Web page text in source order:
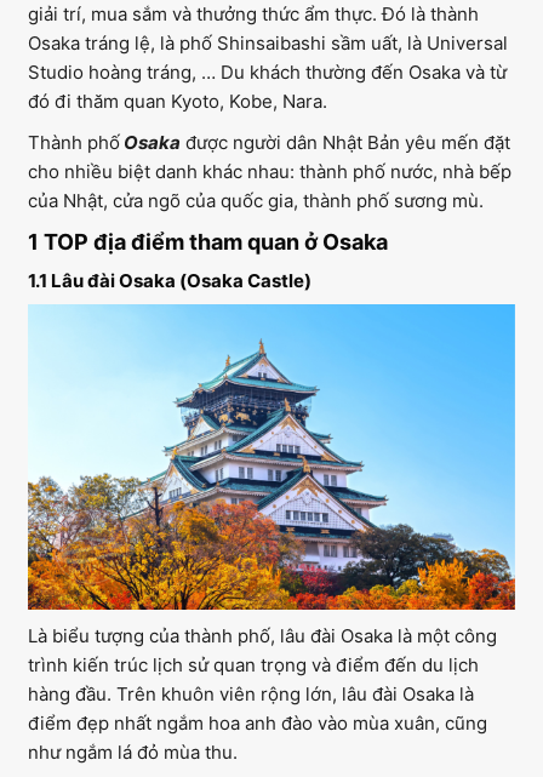
giải trí, mua sắm và thưởng thức ẩm thực. Đó là thành
Osaka tráng lệ, là phố Shinsaibashi sầm uất, là Universal
Studio hoàng tráng, … Du khách thường đến Osaka và từ
đó đi thăm quan Kyoto, Kobe, Nara.
Thành phố Osaka được người dân Nhật Bản yêu mến đặt
cho nhiều biệt danh khác nhau: thành phố nước, nhà bếp
của Nhật, cửa ngõ của quốc gia, thành phố sương mù.
1 TOP địa điểm tham quan ở Osaka
1.1 Lâu đài Osaka (Osaka Castle)
Là biểu tượng của thành phố, lâu đài Osaka là một công
trình kiến trúc lịch sử quan trọng và điểm đến du lịch
hàng đầu. Trên khuôn viên rộng lớn, lâu đài Osaka là
điểm đẹp nhất ngắm hoa anh đào vào mùa xuân, cũng
như ngắm lá đỏ mùa thu.